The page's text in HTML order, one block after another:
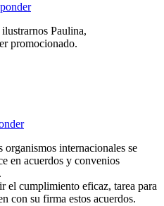
Paulina,
promocionado.
organismos internacionales se
en acuerdos y convenios
el cumplimiento eficaz, tarea para
con su firma estos acuerdos.